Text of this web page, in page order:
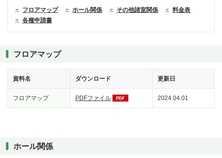
フロアマップ ホール関係 その他諸室関係
料金表
各種申請書
フロアマップ
資料名 ダウンロード 更新日
フロアマップ PDFファイル 2024.04.01
ホール関係